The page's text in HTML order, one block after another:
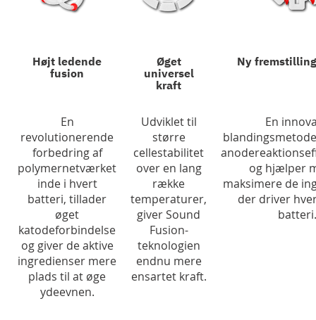
Højt ledende
fusion
Øget
universel
kraft
Ny
En
revolutionerende
forbedring af
polymernetværket
inde i hvert
batteri, tillader
øget
katodeforbindelse
og giver de aktive
ingredienser mere
plads til at øge
ydeevnen.
Udviklet til
større
cellestabilitet
over en lang
række
temperaturer,
giver Sound
Fusion-
teknologien
endnu mere
ensartet kraft.
En
og hjælper
maksimere de
der driver
batteri.